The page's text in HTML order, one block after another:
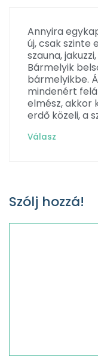
Annyira
új, csak szinte
szauna,
Bármelyik
bármelyikbe.
mindenért
elmész, akkor
erdő közeli, a
Válasz
Szólj hozzá!